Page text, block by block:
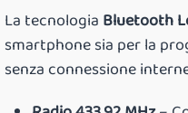
La tecnologia Bluetooth
smartphone sia per la
senza connessione